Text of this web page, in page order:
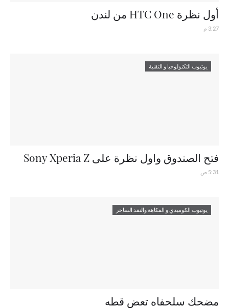
أول نظرة HTC One من لندن
3:27 م
يوتيوب التكنولوجيا و التقنية
فتح الصندوق واول نظرة على Sony Xperia Z
5:31 ص
يوتيوب الكوميدي و الفكاهة والنقد الساخر
مضحك سلحفاه تعض قطه